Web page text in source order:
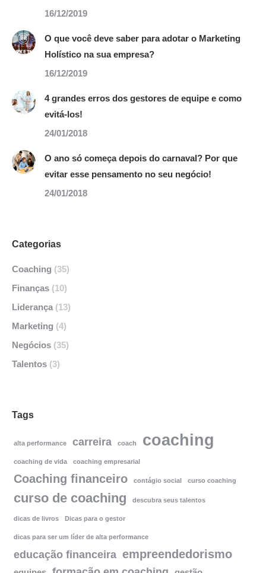
16/12/2019
O que você deve saber para adotar o Marketing
Holístico na sua empresa?
16/12/2019
4 grandes erros dos gestores de equipe e como
evitá-los!
24/01/2018
O ano só começa depois do carnaval? Por que
evitar esse pensamento no seu negócio!
24/01/2018
Categorias
Coaching (35)
Finanças (10)
Liderança (13)
Marketing (4)
Negócios (35)
Talentos (3)
Tags
alta performance carreira coach coaching
coaching de vida coaching empresarial
Coaching financeiro contágio social curso coaching
curso de coaching descubra seus talentos
dicas de livros Dicas para o gestor
dicas para ser um líder de alta performance
educação financeira empreendedorismo